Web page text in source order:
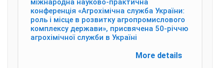
міжнародна науково-практична
конференція «Агрохімічна служба України:
роль і місце в розвитку агропромислового
комплексу держави», присвячена 50-річчю
агрохімічної служби в Україні
More details